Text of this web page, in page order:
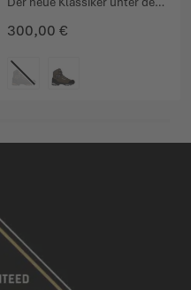
300,00 €